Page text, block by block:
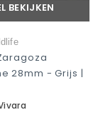
BEKIJKEN
28mm - Grijs |